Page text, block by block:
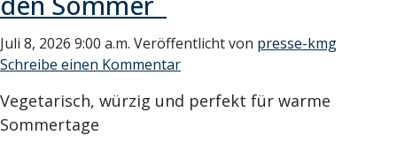
Juli 8, 2026 9:00 a.m. Veröffentlicht von presse-kmg
Schreibe einen Kommentar
Vegetarisch, würzig und perfekt für warme
Sommertage